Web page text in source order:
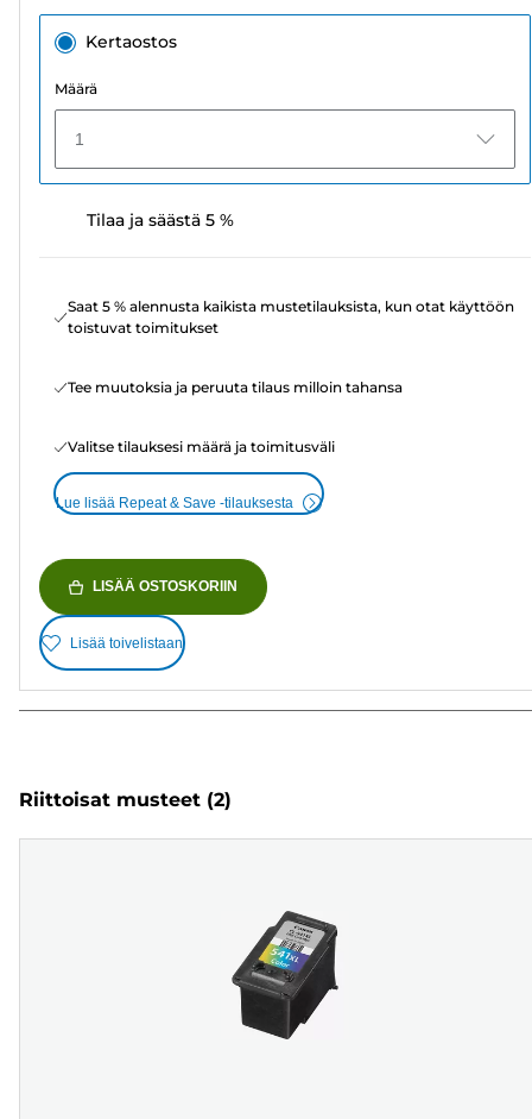
Kertaostos
Määrä
1
Tilaa ja säästä 5 %
Saat 5 % alennusta kaikista mustetilauksista, kun otat käyttöön
toistuvat toimitukset
Tee muutoksia ja peruuta tilaus milloin tahansa
Valitse tilauksesi määrä ja toimitusväli
Lue lisää Repeat & Save -tilauksesta
LISÄÄ OSTOSKORIIN
Lisää toivelistaan
Riittoisat musteet (2)